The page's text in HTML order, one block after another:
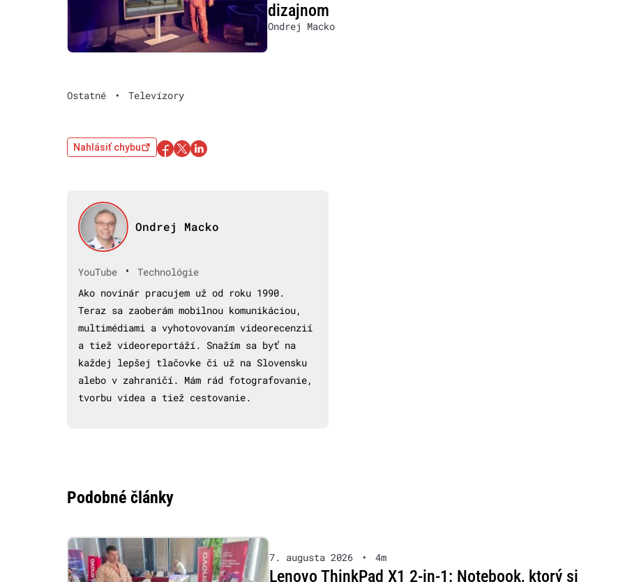
dizajnom
Ondrej Macko
Ostatné • Televízory
Nahlásiť chybu
Ondrej Macko
YouTube •
Technológie
Ako novinár pracujem už od roku 1990.
Teraz sa zaoberám mobilnou komunikáciou,
multimédiami a vyhotovovaním videorecenzií
a tiež videoreportáží. Snažím sa byť na
každej lepšej tlačovke či už na Slovensku
alebo v zahraničí. Mám rád fotografovanie,
tvorbu videa a tiež cestovanie.
Podobné články
7. augusta 2026 • 4m
Lenovo ThinkPad X1 2-in-1: Notebook, ktorý si